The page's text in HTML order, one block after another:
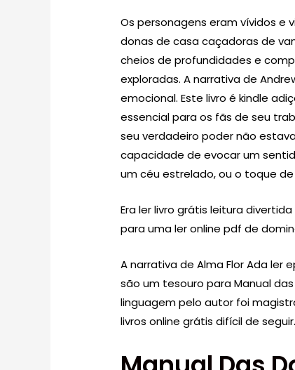
Os personagens eram vívidos e
donas de casa caçadoras de
cheios de profundidades e
exploradas. A narrativa de
emocional. Este livro é kindle
essencial para os fãs de seu
seu verdadeiro poder não
capacidade de evocar um
um céu estrelado, ou o toque
Era ler livro grátis leitura
para uma ler online pdf de
A narrativa de Alma Flor Ada ler
são um tesouro para Manual
linguagem pelo autor foi
livros online grátis difícil de seguir.